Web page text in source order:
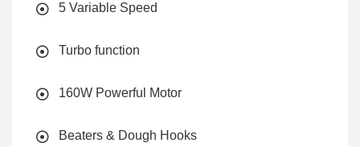
5 Variable Speed
Turbo function
160W Powerful Motor
Beaters & Dough Hooks